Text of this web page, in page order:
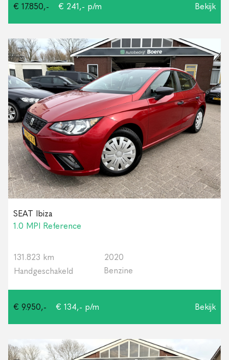
€ 17.850,- € 241,- p/m Bekijk
SEAT Ibiza
1.0 MPI Reference
131.823 km
2020
Handgeschakeld
Benzine
€ 9.950,- € 134,- p/m Bekijk